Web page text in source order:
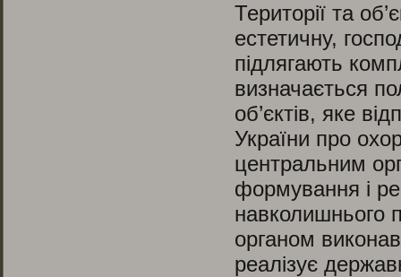
Території та
естетичну,
підлягають
визначається
об’єктів, яке
України про
центральним
формування і
навколишнього
органом
реалізує